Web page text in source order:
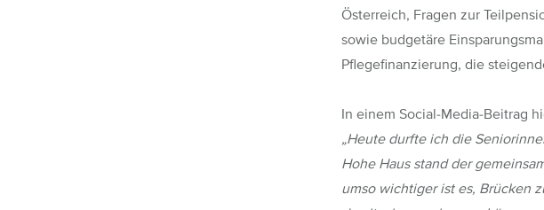
Österreich, Fragen zur
sowie budgetäre
Pflegefinanzierung, die
In einem Social-Media-Beitrag
„Heute durfte ich die
Hohe Haus stand der
umso wichtiger ist es, Brücken